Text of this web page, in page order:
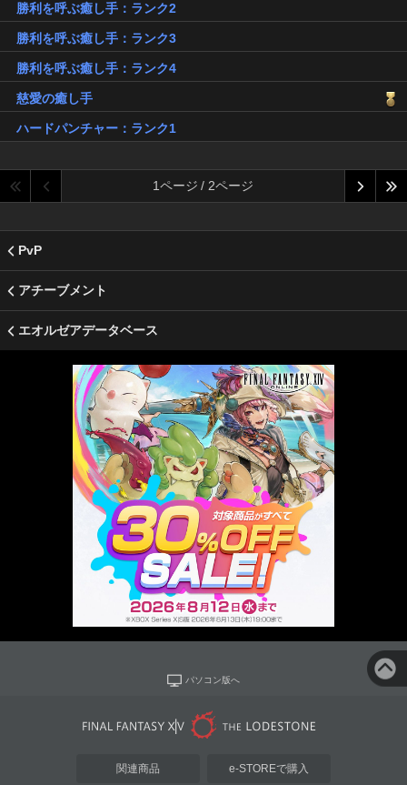
勝利を呼ぶ癒し手：ランク2
勝利を呼ぶ癒し手：ランク3
勝利を呼ぶ癒し手：ランク4
慈愛の癒し手
ハードパンチャー：ランク1
1ページ / 2ページ
PvP
アチーブメント
エオルゼアデータベース
パソコン版へ
関連商品 e-STOREで購入